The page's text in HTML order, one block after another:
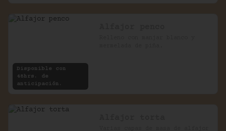
Disponible con
48hrs. de
anticipación.